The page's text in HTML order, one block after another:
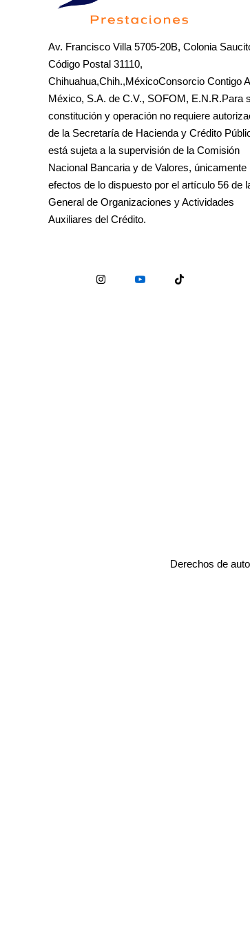
Av. Francisco Villa 5705-20B, Colonia
Código Postal 31110,
Chihuahua,Chih.,MéxicoConsorcio Contigo
México, S.A. de C.V., SOFOM, E.N.R.Para
constitución y operación no requiere
de la Secretaría de Hacienda y Crédito
está sujeta a la supervisión de la Comisión
Nacional Bancaria y de Valores, únicamente
efectos de lo dispuesto por el artículo 56 de
General de Organizaciones y Actividades
Auxiliares del Crédito.
Derechos de